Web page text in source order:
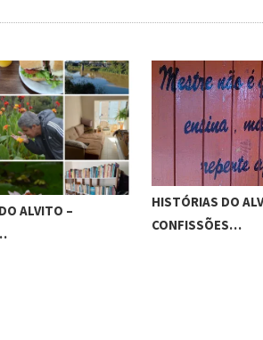
–
HISTÓRIAS DO ALVITO –
CONFISSÕES…